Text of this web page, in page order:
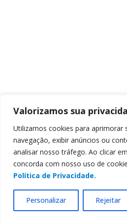
Valorizamos sua
Utilizamos cookies para aprimorar
navegação, exibir anúncios ou
analisar nosso tráfego. Ao clicar
concorda com nosso uso de
Política de Privacidade.
Personalizar Rejeitar